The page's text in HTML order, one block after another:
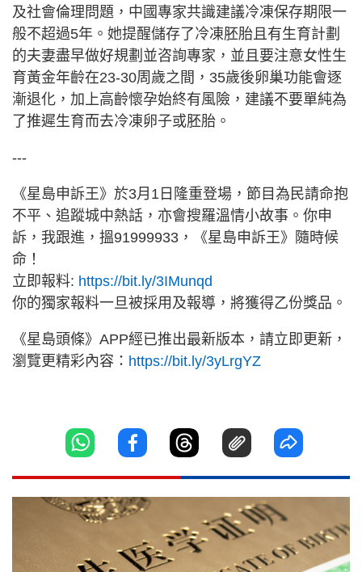
及社會倫理問題，中國專家共識建議冷凍保存期限一
般不超過5年。她提醒儲存了冷凍胚胎且有生育計劃
的夫妻盡早做好規劃並咨詢專家，並且要注意女性生
育黃金年齡在23-30周歲之間，35歲後卵巢功能會逐
漸退化，加上高齡懷孕始終有風險，建議不要單純為
了推遲生育而去冷凍卵子或胚胎。
---
《星島申訴王》於3月1日隆重登場，節目為民請命抱
不平、追蹤城中熱話，亦會搜羅溫情小故事。你申
訴，我跟進，搵91999933，《星島申訴王》隨時候
命！
立即報料: https://bit.ly/3IMunqd
你的獨家報料一旦被採用及報導，將獲得乙份獎品。
《星島頭條》APP經已推出最新版本，請立即更新，
瀏覽更精彩內容： https://bit.ly/3yLrgYZ